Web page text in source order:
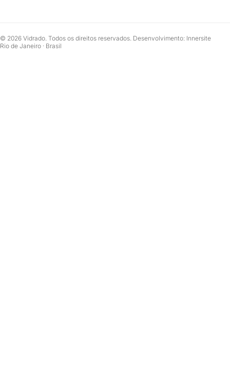
© 2026 Vidrado. Todos os direitos reservados. Desenvolvimento: Innersite
Rio de Janeiro · Brasil